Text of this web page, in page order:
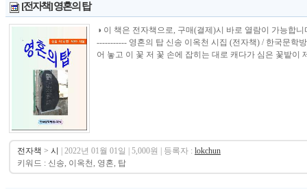
[전자책] 영혼의 탑
◑ 이 책은 전자책으로, 구매(결제)시 바로 열람이 가능합
----------- 영혼의 탑 신송 이옥천 시집 (전자책) / 한국문
어 놓고 이 꽃 저 꽃 손에 잡히는 대로 캐다가 심은 꽃밭이
전자책 > 시 | 2022년 01월 01일 | 5,000원 | 등록자 : lokchun
키워드 : 신송, 이옥천, 영혼, 탑